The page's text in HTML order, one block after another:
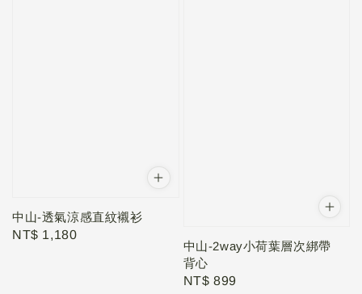
中山-透氣涼感直紋襯衫
Regular
NT$ 1,180
中山-2way小荷葉層次綁帶
背心
Regular
NT$ 899